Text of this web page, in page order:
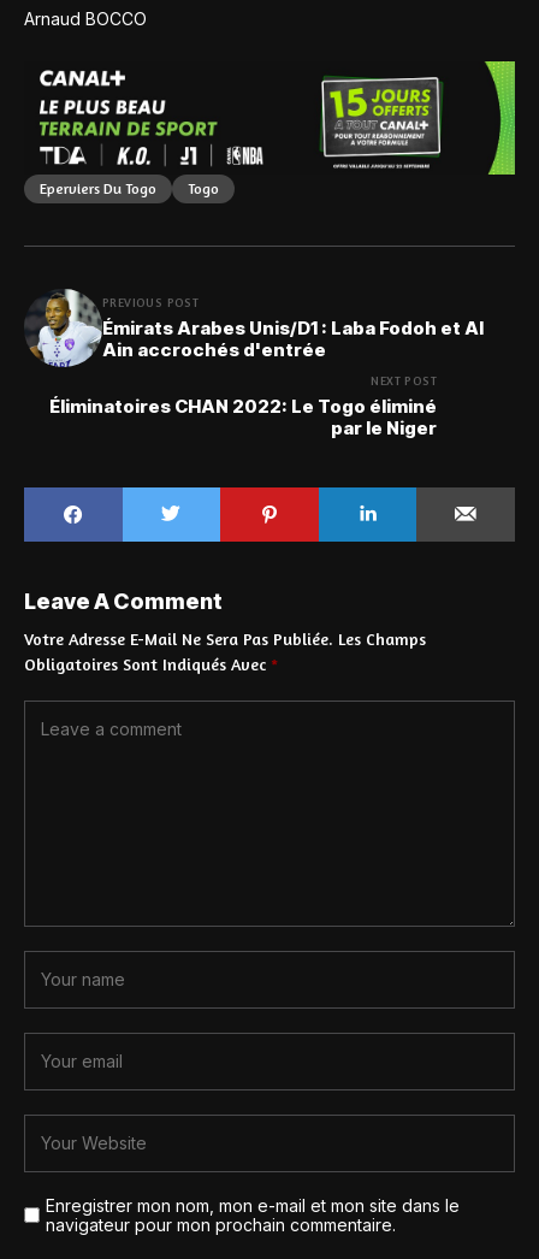
Arnaud BOCCO
Eperviers Du Togo Togo
PREVIOUS POST
Émirats Arabes Unis/D1 : Laba Fodoh et Al
Ain accrochés d'entrée
NEXT POST
Éliminatoires CHAN 2022: Le Togo éliminé
par le Niger
Leave A Comment
Votre Adresse E-Mail Ne Sera Pas Publiée. Les Champs
Obligatoires Sont Indiqués Avec *
Enregistrer mon nom, mon e-mail et mon site dans le
navigateur pour mon prochain commentaire.